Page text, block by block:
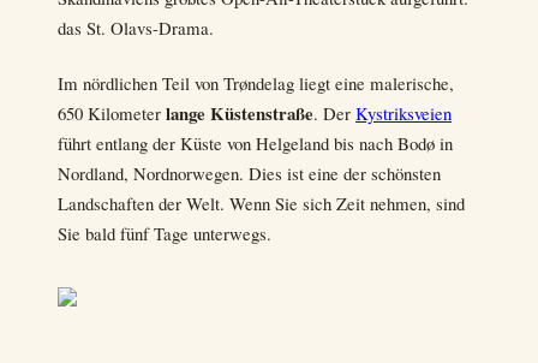
das St. Olavs-Drama.
Im nördlichen Teil von Trøndelag liegt eine malerische,
650 Kilometer lange Küstenstraße. Der Kystriksveien
führt entlang der Küste von Helgeland bis nach Bodø in
Nordland, Nordnorwegen. Dies ist eine der schönsten
Landschaften der Welt. Wenn Sie sich Zeit nehmen, sind
Sie bald fünf Tage unterwegs.